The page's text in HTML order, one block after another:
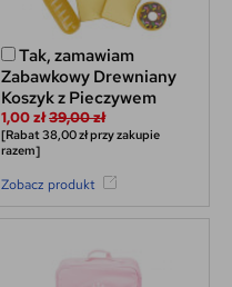
Tak, zamawiam
Zabawkowy Drewniany
Koszyk z Pieczywem
1,00 zł39,00 zł
[Rabat 38,00 zł przy zakupie
razem]
Zobacz produkt